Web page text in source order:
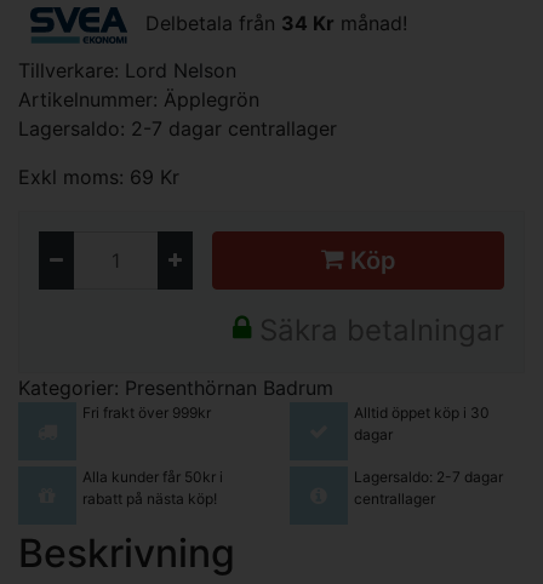
Delbetala från 34 Kr månad!
Tillverkare: Lord Nelson
Artikelnummer: Äpplegrön
Lagersaldo: 2-7 dagar centrallager
Exkl moms: 69 Kr
Köp
Säkra betalningar
Kategorier: Presenthörnan Badrum
Fri frakt över 999kr
Alltid öppet köp i 30
dagar
Alla kunder får 50kr i
rabatt på nästa köp!
Lagersaldo: 2-7 dagar
centrallager
Beskrivning